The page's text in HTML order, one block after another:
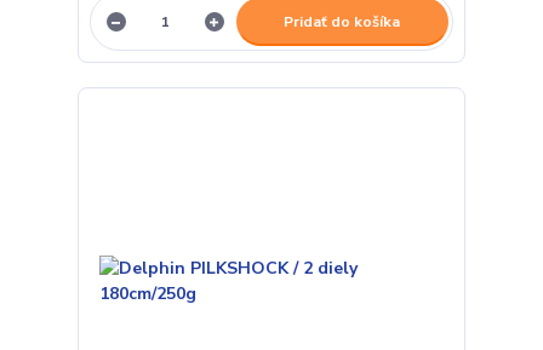
Pridať do košíka